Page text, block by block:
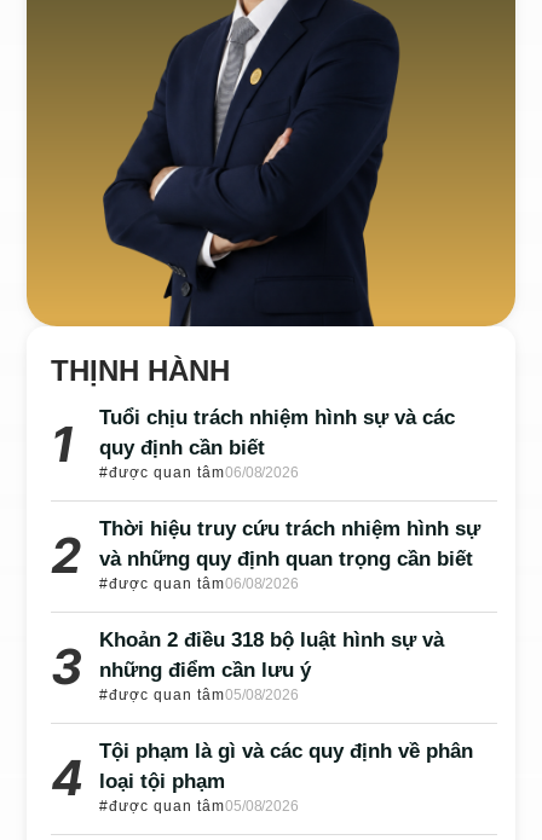
THỊNH HÀNH
Tuổi chịu trách nhiệm hình sự và các
quy định cần biết
#được quan tâm06/08/2026
Thời hiệu truy cứu trách nhiệm hình sự
và những quy định quan trọng cần biết
#được quan tâm06/08/2026
Khoản 2 điều 318 bộ luật hình sự và
những điểm cần lưu ý
#được quan tâm05/08/2026
Tội phạm là gì và các quy định về phân
loại tội phạm
#được quan tâm05/08/2026